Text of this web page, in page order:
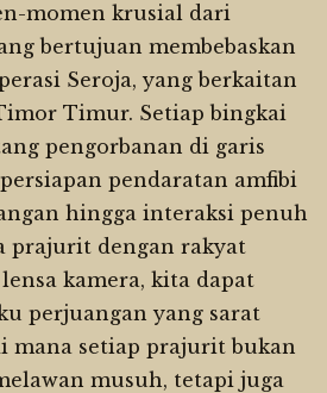
momen krusial dari
bertujuan membebaskan
Seroja, yang berkaitan
Timur. Setiap bingkai
pengorbanan di garis
pendaratan amfibi
hingga interaksi penuh
prajurit dengan rakyat
kamera, kita dapat
perjuangan yang sarat
mana setiap prajurit bukan
musuh, tetapi juga